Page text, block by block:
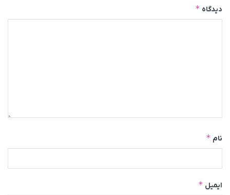
دیدگاه *
نام *
ایمیل *